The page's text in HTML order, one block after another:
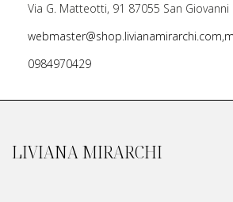
Via G. Matteotti, 91 87055 San Giovanni
0984970429
LIVIANA MIRARCHI